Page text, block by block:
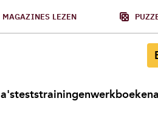
LEZEN
teststrainingenwerkboeken